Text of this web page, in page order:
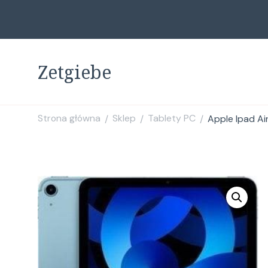
Zetgiebe
Strona główna / Sklep / Tablety PC / Apple Ipad